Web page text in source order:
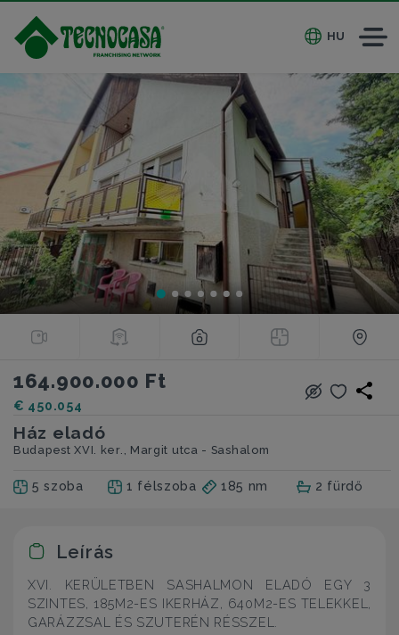
HU
164.900.000 Ft
€ 450.054
Ház eladó
Budapest XVI. ker., Margit utca - Sashalom
5 szoba 1 félszoba 185 nm 2 fürdő
Leírás
XVI. KERÜLETBEN SASHALMON ELADÓ EGY 3
SZINTES, 185M2-ES IKERHÁZ, 640M2-ES TELEKKEL,
GARÁZZSAL ÉS SZUTERÉN RÉSSZEL.